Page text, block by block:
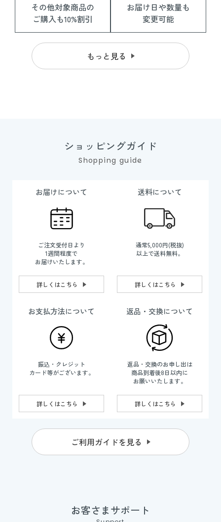
その他対象商品の
ご購入も10%割引
お届け日や数量も
変更可能
もっと見る
ショッピングガイド
Shopping guide
お届けについて
ご注文受付日より
1週間程度で
お届けいたします。
詳しくはこちら
送料について
通常5,000円(税抜)
以上で送料無料。
詳しくはこちら
お支払方法について
振込・クレジット
カード等がございます。
詳しくはこちら
返品・交換について
返品・交換のお申し出は
商品到着後8日以内に
お願いいたします。
詳しくはこちら
ご利用ガイドを見る
お客さまサポート